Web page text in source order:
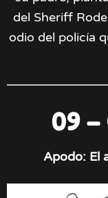
del Sheriff
odio del policía
09 –
Apodo: El